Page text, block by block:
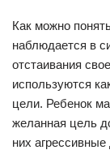
Как можно
наблюдается в
отстаивания
используются
цели. Ребенок
желанная цель
них